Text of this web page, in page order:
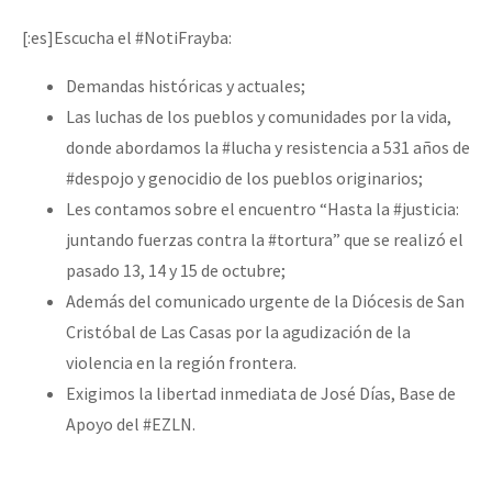
La Sexta
AutonomÍa y Resistencia
Megaproyectos
Presos
Mujeres
ETIQUETAS
MULTIMEDIA
Dia 2 do Encontro “Guerra contra a Humanidad”
Dia 1: Encontro “Guerra contra a Humanidade”
[CDMX – 20 julio] Jornadas globales por la libertad de Jesús
“Sonhando a Terra do Bem Virá” se publica no Estado Espanhol
[:es]Escucha el #NotiFrayba:
Demandas históricas y actuales;
Las luchas de los pueblos y comunidades por la vida,
donde abordamos la #lucha y resistencia a 531 años de
#despojo y genocidio de los pueblos originarios;
Les contamos sobre el encuentro “Hasta la #justicia:
juntando fuerzas contra la #tortura” que se realizó el
pasado 13, 14 y 15 de octubre;
Además del comunicado urgente de la Diócesis de San
Cristóbal de Las Casas por la agudización de la
violencia en la región frontera.
Exigimos la libertad inmediata de José Días, Base de
Apoyo del #EZLN.